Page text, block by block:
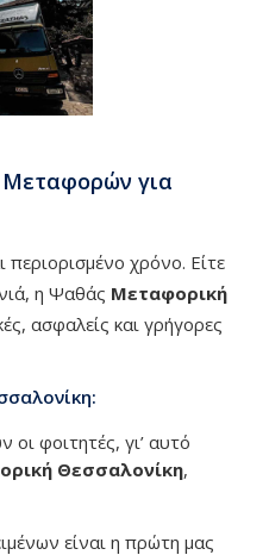
Μεταφορών για
περιορισμένο χρόνο. Είτε
η Ψαθάς Μεταφορική
ασφαλείς και γρήγορες
οι φοιτητές, γι’ αυτό
Θεσσαλονίκη,
είναι η πρώτη μας